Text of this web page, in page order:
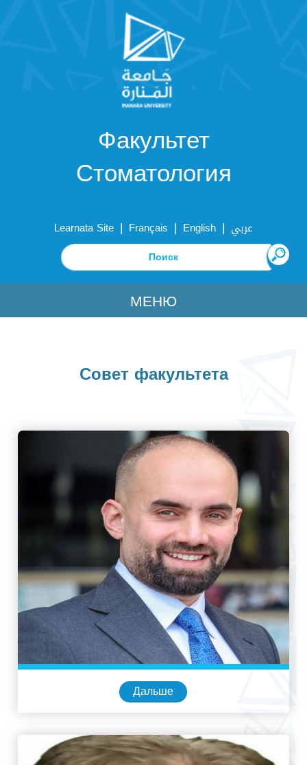
Факультет
Стоматология
Learnata Site | Français | English | عربي
МЕНЮ
Совет факультета
Дальше